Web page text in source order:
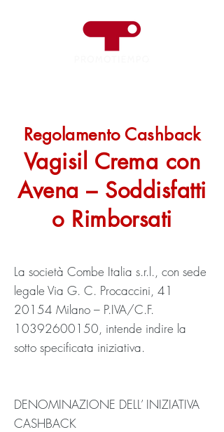
Regolamento Cashback
Vagisil Crema con
Avena – Soddisfatti
o Rimborsati
​La società Combe Italia s.r.l., con sede
legale Via G. C. Procaccini, 41
20154 Milano – P.IVA/C.F.
10392600150, intende indire la
sotto specificata iniziativa.
DENOMINAZIONE DELL’ INIZIATIVA
CASHBACK